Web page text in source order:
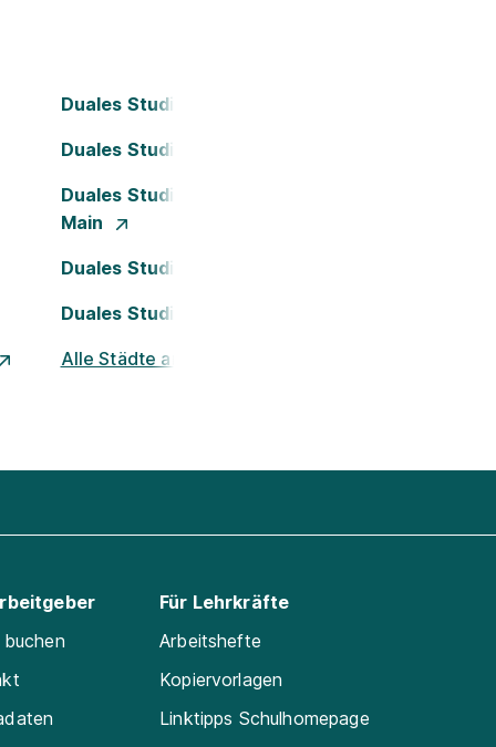
Duales Studium Bielefeld
Duales Studium Dortmund
Duales Studium Frankfurt am
Main
Duales Studium Köln
Duales Studium Nürnberg
Alle Städte ansehen
Für Lehrkräfte
Arbeitshefte
Kopiervorlagen
Linktipps Schulhomepage